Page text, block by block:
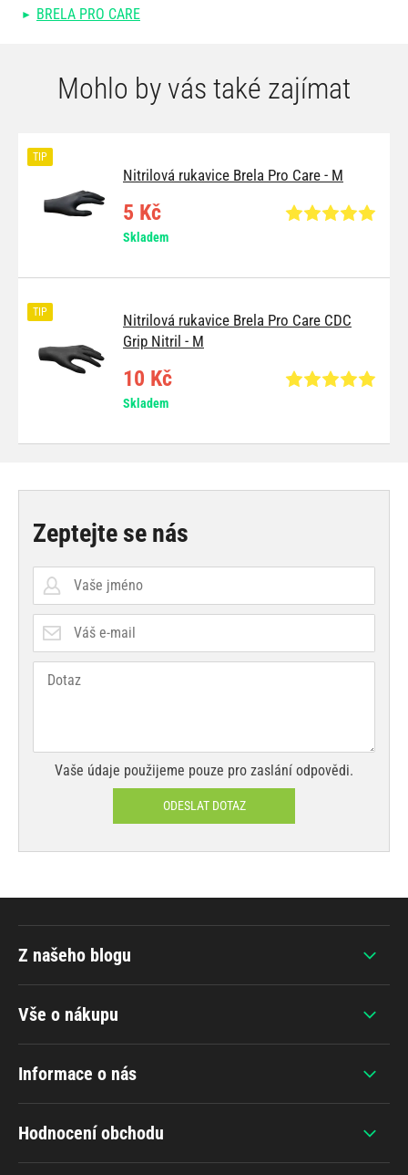
BRELA PRO CARE
Mohlo by vás také zajímat
Nitrilová rukavice Brela Pro Care - M
TIP
5 Kč
Skladem
Nitrilová rukavice Brela Pro Care CDC
Grip Nitril - M
TIP
10 Kč
Skladem
Zeptejte se nás
Vaše údaje použijeme pouze pro zaslání odpovědi.
ODESLAT DOTAZ
Vše o nákupu
Informace o nás
Hodnocení obchodu
Z našeho blogu